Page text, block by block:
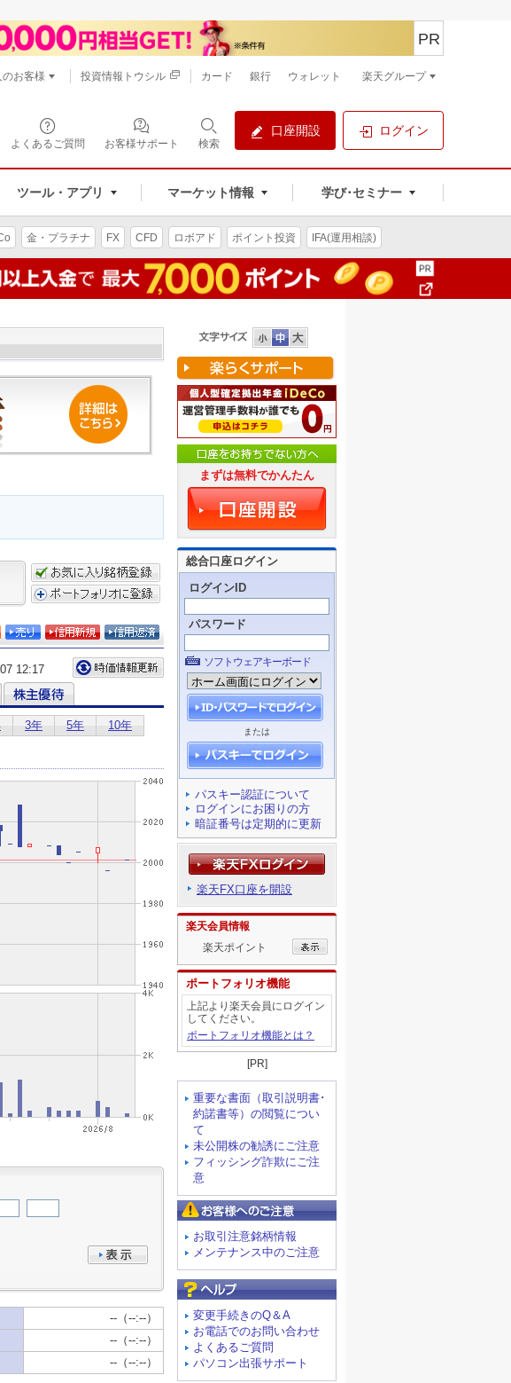
よくあるご質問 お客様サポート 検索
口座開設 ログイン
ツール・アプリ マーケット情報 学び･セミナー
PR
のお客様 投資情報トウシル カード 銀行 ウォレット 楽天グループ
金・プラチナ FX CFD ロボアド ポイント投資 IFA(運用相談)
まずは無料でかんたん
総合口座ログイン
ログインID
パスワード
ソフトウェアキーボード
または
パスキー認証について
ログインにお困りの方
暗証番号は定期的に更新
楽天FX口座を開設
楽天会員情報
楽天ポイント
ポートフォリオ機能
上記より楽天会員にログイン
してください。
ポートフォリオ機能とは？
[PR]
重要な書面（取引説明書･
約諾書等）の閲覧につい
て
未公開株の勧誘にご注意
フィッシング詐欺にご注
意
お取引注意銘柄情報
メンテナンス中のご注意
変更手続きのQ＆A
お電話でのお問い合わせ
よくあるご質問
パソコン出張サポート